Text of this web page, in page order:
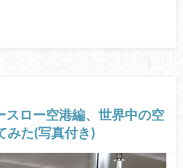
スロー空港編、世界中の空
みた(写真付き)